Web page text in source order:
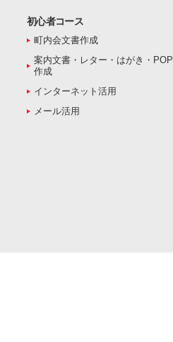
初心者コース
町内会文書作成
案内文書・レター・はがき・POP
作成
インターネット活用
メール活用